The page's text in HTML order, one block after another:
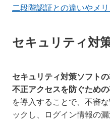
二段階認証との違いやメ
セキュリティ対
セキュリティ対策ソフト
不正アクセスを防ぐための
を導入することで、不審
ックし、ログイン情報の